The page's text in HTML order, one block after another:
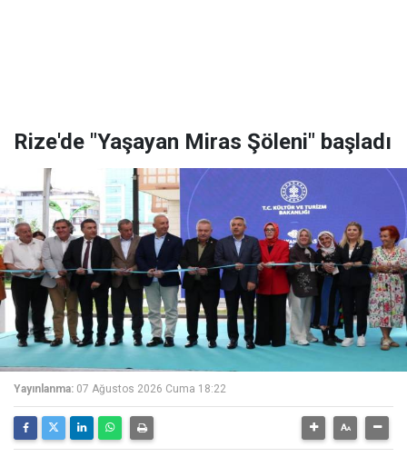
Rize'de "Yaşayan Miras Şöleni" başladı
Yayınlanma: 07 Ağustos 2026 Cuma 18:22